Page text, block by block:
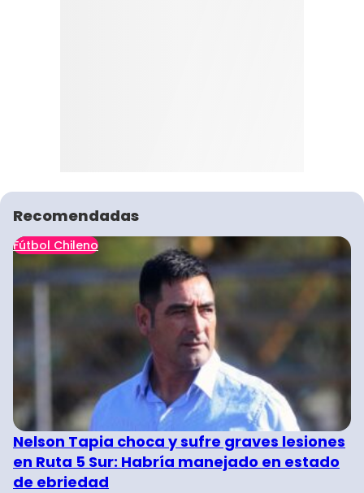
Recomendadas
Fútbol Chileno
Nelson Tapia choca y sufre graves lesiones
en Ruta 5 Sur: Habría manejado en estado
de ebriedad